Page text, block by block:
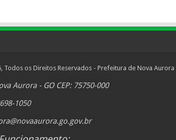
Todos os Direitos Reservados - Prefeitura de Nova Aurora
Aurora - GO CEP: 75750-000
1050